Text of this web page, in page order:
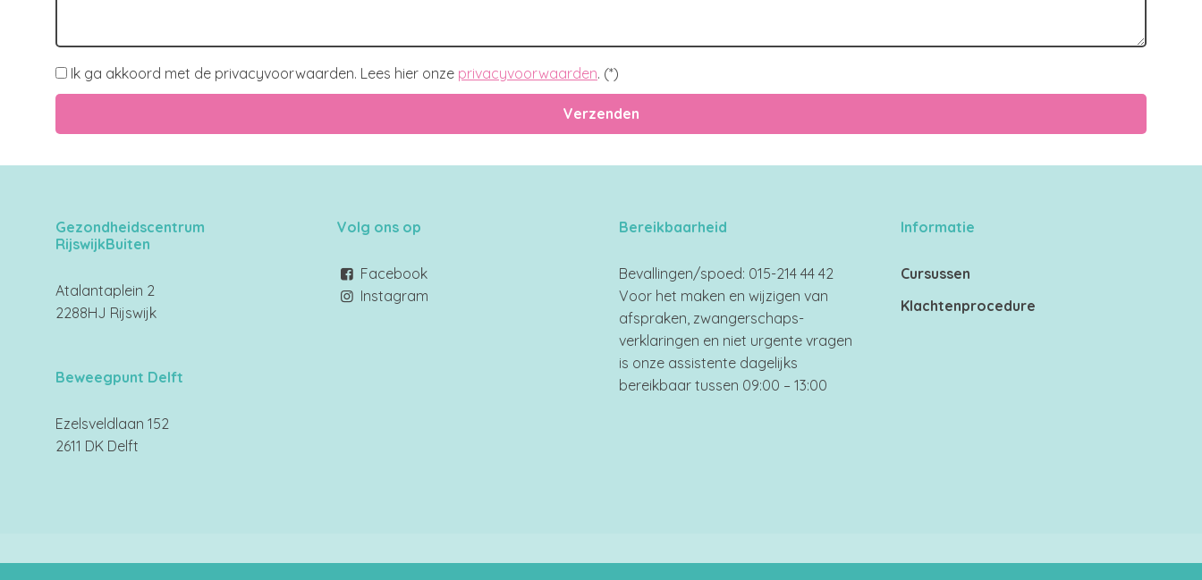
Ik ga akkoord met de privacyvoorwaarden. Lees hier onze privacyvoorwaarden. (*)
Gezondheidscentrum
RijswijkBuiten
Atalantaplein 2
2288HJ Rijswijk
Beweegpunt Delft
Ezelsveldlaan 152
2611 DK Delft
Volg ons op
Facebook
Instagram
Bereikbaarheid
Bevallingen/spoed: 015-214 44 42
Voor het maken en wijzigen van
afspraken, zwangerschaps-
verklaringen en niet urgente vragen
is onze assistente dagelijks
bereikbaar tussen 09:00 – 13:00
Informatie
Cursussen
Klachtenprocedure